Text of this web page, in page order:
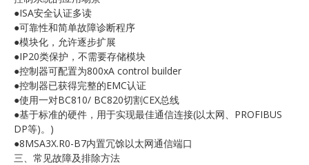
●ISA安全认证多读
●可靠性和简单故障诊断程序
●模块化，允许逐步扩展
●IP20类保护，不需要存储模块
●控制器可配置为800xA control builder
●控制器已获得完整的EMC认证
●使用一对BC810/ BC820切割CEX总线
●基于标准的硬件，用于实现最佳通信连接(以太网、PROFIBUS
DP等)。)
●8MSA3X.R0-B7内置冗馀以太网通信端口
三、常见故障及排除方法